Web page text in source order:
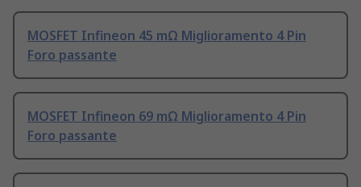
MOSFET Infineon 45 mΩ Miglioramento 4 Pin
Foro passante
MOSFET Infineon 69 mΩ Miglioramento 4 Pin
Foro passante